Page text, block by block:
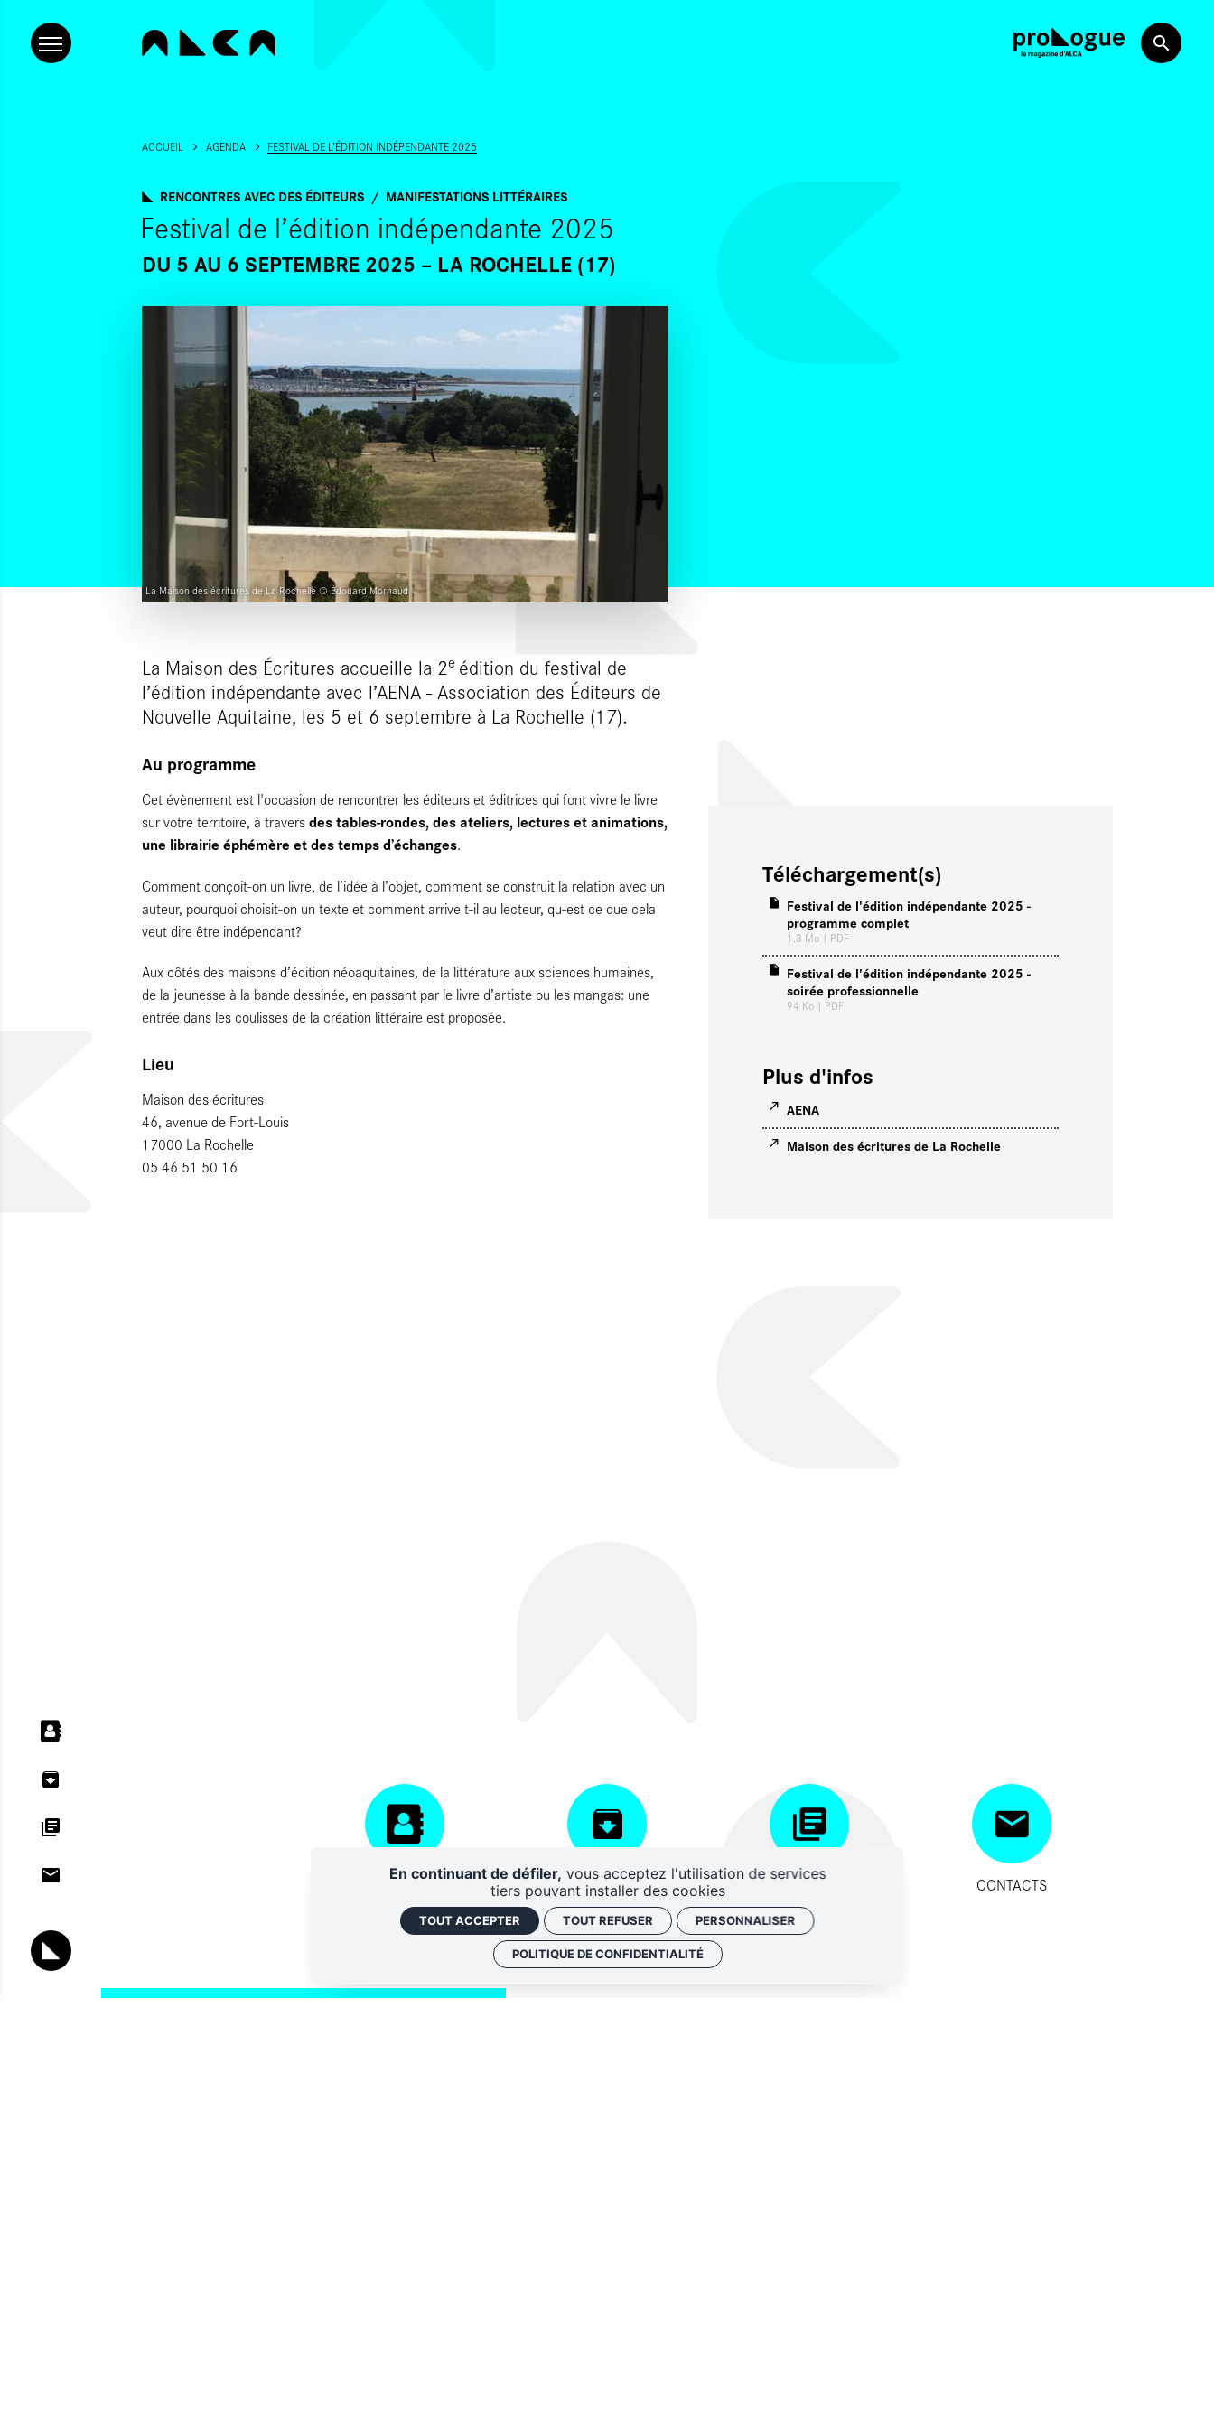
ACCUEIL AGENDA FESTIVAL DE L’ÉDITION INDÉPENDANTE 2025
RENCONTRES AVEC DES ÉDITEURS MANIFESTATIONS LITTÉRAIRES
Festival de l’édition indépendante 2025
DU 5 AU 6 SEPTEMBRE 2025 LA ROCHELLE (17)
La Maison des écritures de La Rochelle © Édouard Mornaud
La Maison des Écritures accueille la 2e édition du festival de
l’édition indépendante avec l’AENA - Association des Éditeurs de
Nouvelle Aquitaine, les 5 et 6 septembre à La Rochelle (17).
Au programme
Cet évènement est l'occasion de rencontrer les éditeurs et éditrices qui font vivre le livre
sur votre territoire, à traversdes tables-rondes, des ateliers, lectures et animations,
une librairie éphémère et des temps d’échanges.
Comment conçoit-on un livre, de l’idée à l’objet, comment se construit la relation avec un
auteur, pourquoi choisit-on un texte et comment arrive t-il au lecteur, qu-est ce que cela
veut dire être indépendant?
Aux côtés des maisons d’édition néoaquitaines, de la littérature aux sciences humaines,
de la jeunesse à la bande dessinée, en passant par le livre d’artiste ou les mangas: une
entrée dans les coulisses de la création littéraire est proposée.
Lieu
Maison des écritures
46, avenue de Fort-Louis
17000 La Rochelle
05 46 51 50 16
Téléchargement(s)
Festival de l'édition indépendante 2025 -
programme complet
1.3 Mo | PDF
Festival de l'édition indépendante 2025 -
soirée professionnelle
94 Ko | PDF
Plus d'infos
AENA
Maison des écritures de La Rochelle
ANNUAIRES
CENTRE DE
RESSOURCES
DISPOSITIFS
D'AIDES
CONTACTS
En continuant de défiler, vous acceptez l'utilisation de services
tiers pouvant installer des cookies
TOUT ACCEPTER TOUT REFUSER PERSONNALISER
POLITIQUE DE CONFIDENTIALITÉ